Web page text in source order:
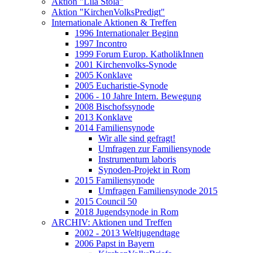
Aktion "KirchenVolksPredigt"
Internationale Aktionen & Treffen
1996 Internationaler Beginn
1997 Incontro
1999 Forum Europ. KatholikInnen
2001 Kirchenvolks-Synode
2005 Konklave
2005 Eucharistie-Synode
2006 - 10 Jahre Intern. Bewegung
2008 Bischofssynode
2013 Konklave
2014 Familiensynode
Wir alle sind gefragt!
Umfragen zur Familiensynode
Instrumentum laboris
Synoden-Projekt in Rom
2015 Familiensynode
Umfragen Familiensynode 2015
2015 Council 50
2018 Jugendsynode in Rom
ARCHIV: Aktionen und Treffen
2002 - 2013 Weltjugendtage
2006 Papst in Bayern